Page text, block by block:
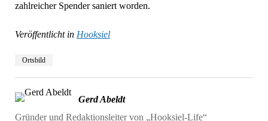
zahlreicher Spender saniert worden.
Veröffentlicht in Hooksiel
Ortsbild
Gerd Abeldt
Gründer und Redaktionsleiter von „Hooksiel-Life“